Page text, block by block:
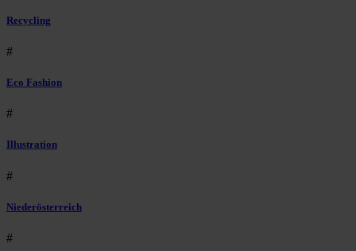
Recycling
#
Eco Fashion
#
Illustration
#
Niederösterreich
#